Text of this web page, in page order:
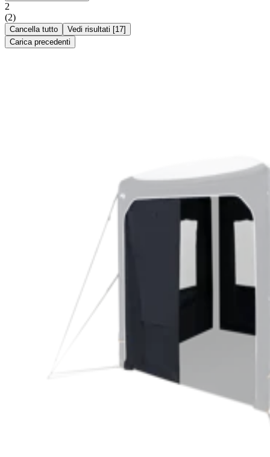
2
(2)
Cancella tutto Vedi risultati [17]
Carica precedenti